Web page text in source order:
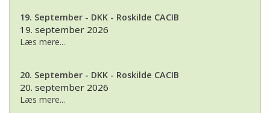
19. September - DKK - Roskilde CACIB
19. september 2026
Læs mere...
20. September - DKK - Roskilde CACIB
20. september 2026
Læs mere...